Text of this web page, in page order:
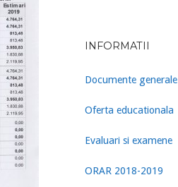
INFORMATII
Documente generale
Oferta educationala
Evaluari si examene
ORAR 2018-2019